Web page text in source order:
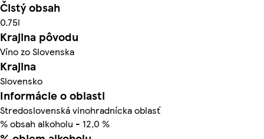
Čistý obsah
0.75l
Krajina pôvodu
Víno zo Slovenska
Krajina
Slovensko
Informácie o oblasti
Stredoslovenská vinohradnícka oblasť
% obsah alkoholu - 12,0 %